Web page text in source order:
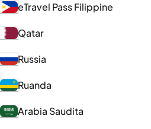
eTravel Pass Filippine
Qatar
Russia
Ruanda
Arabia Saudita